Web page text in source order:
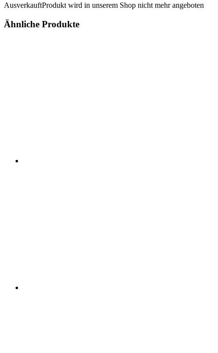
AusverkauftProdukt wird in unserem Shop nicht mehr angeboten
Ähnliche Produkte